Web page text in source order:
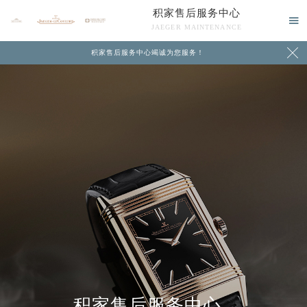
积家售后服务中心
JAEGER MAINTENANCE

积家售后服务中心竭诚为您服务！ 